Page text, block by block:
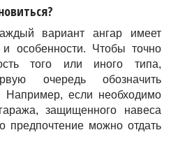
вариант ангар имеет
особенности. Чтобы точно
того или иного типа,
очередь обозначить
Например, если необходимо
защищенного навеса
предпочтение можно отдать